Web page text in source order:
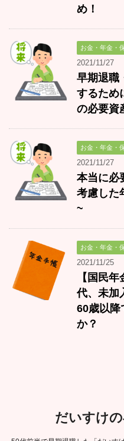
め！
お金・年金・
2021/11/27
早期退職
するため
の必要資
お金・年金・
2021/11/27
本当に必
考慮した
~
お金・年金・
2021/11/25
【国民
代、未加
60歳以降
か？
だいすけ